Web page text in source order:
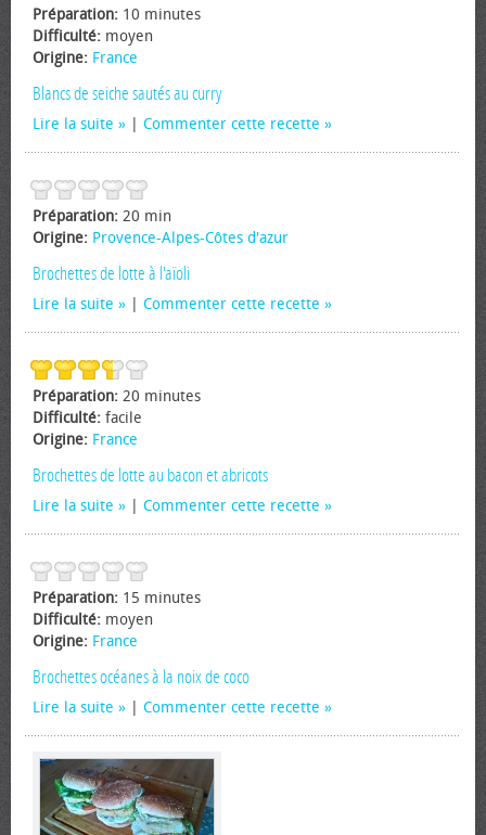
Préparation: 10 minutes
Difficulté: moyen
Origine: France
Blancs de seiche sautés au curry
Lire la suite Commenter cette recette
Préparation: 20 min
Origine: Provence-Alpes-Côtes d'azur
Brochettes de lotte à l'aïoli
Lire la suite Commenter cette recette
Préparation: 20 minutes
Difficulté: facile
Origine: France
Brochettes de lotte au bacon et abricots
Lire la suite Commenter cette recette
Préparation: 15 minutes
Difficulté: moyen
Origine: France
Brochettes océanes à la noix de coco
Lire la suite Commenter cette recette